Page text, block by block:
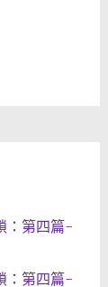
：第四篇-
：第四篇-